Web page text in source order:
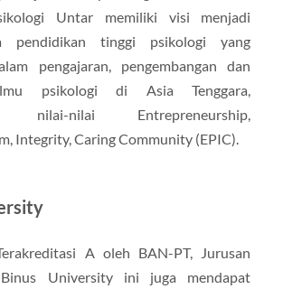
Untar memiliki visi menjadi
pendidikan tinggi psikologi yang
pengajaran, pengembangan dan
psikologi di Asia Tenggara,
nilai-nilai Entrepreneurship,
Integrity, Caring Community (EPIC).
A oleh BAN-PT, Jurusan
University ini juga mendapat